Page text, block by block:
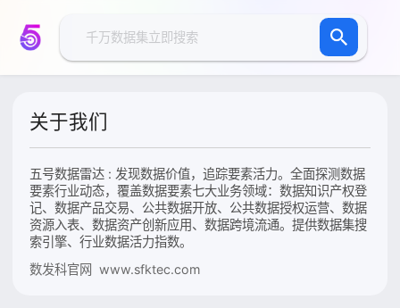
关于我们
五号数据雷达 : 发现数据价值，追踪要素活力。全面探测数据
要素行业动态，覆盖数据要素七大业务领域：数据知识产权登
记、数据产品交易、公共数据开放、公共数据授权运营、数据
资源入表、数据资产创新应用、数据跨境流通。提供数据集搜
索引擎、行业数据活力指数。
数发科官网 www.sfktec.com